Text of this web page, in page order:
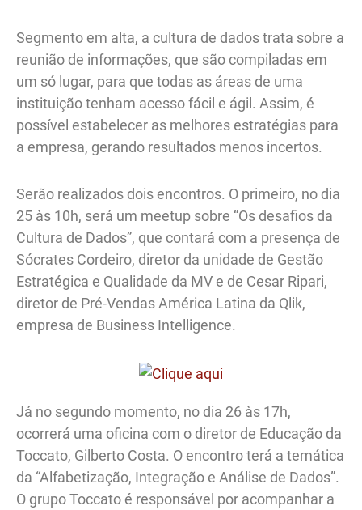
Segmento em alta, a cultura de dados trata sobre a
reunião de informações, que são compiladas em
um só lugar, para que todas as áreas de uma
instituição tenham acesso fácil e ágil. Assim, é
possível estabelecer as melhores estratégias para
a empresa, gerando resultados menos incertos.
Serão realizados dois encontros. O primeiro, no dia
25 às 10h, será um meetup sobre “Os desafios da
Cultura de Dados”, que contará com a presença de
Sócrates Cordeiro, diretor da unidade de Gestão
Estratégica e Qualidade da MV e de Cesar Ripari,
diretor de Pré-Vendas América Latina da Qlik,
empresa de Business Intelligence.
Já no segundo momento, no dia 26 às 17h,
ocorrerá uma oficina com o diretor de Educação da
Toccato, Gilberto Costa. O encontro terá a temática
da “Alfabetização, Integração e Análise de Dados”.
O grupo Toccato é responsável por acompanhar a